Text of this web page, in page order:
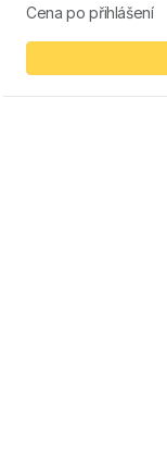
Cena po přihlášení